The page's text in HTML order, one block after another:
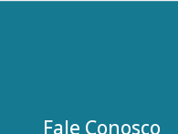
Fale Conosco